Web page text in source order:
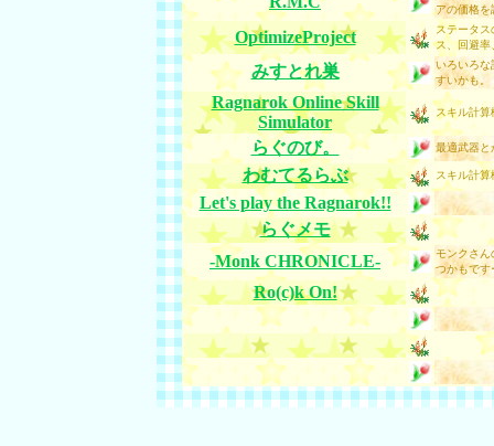
アの価格を
OptimizeProject
ステータ
ス、回避率
みすとれ巣
いろいろな
すいかも。
Ragnarok Online Skill
Simulator
スキル計
らぐのび。 最適武器と
わむてるらぶ スキル計
Let's play the Ragnarok!!
らぐメモ
-Monk CHRONICLE-
モンクさん
つかもです
Ro(c)k On!